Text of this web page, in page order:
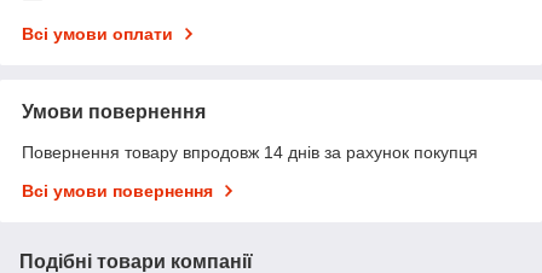
Всі умови оплати
Умови повернення
Повернення товару впродовж 14 днів за рахунок покупця
Всі умови повернення
Подібні товари компанії